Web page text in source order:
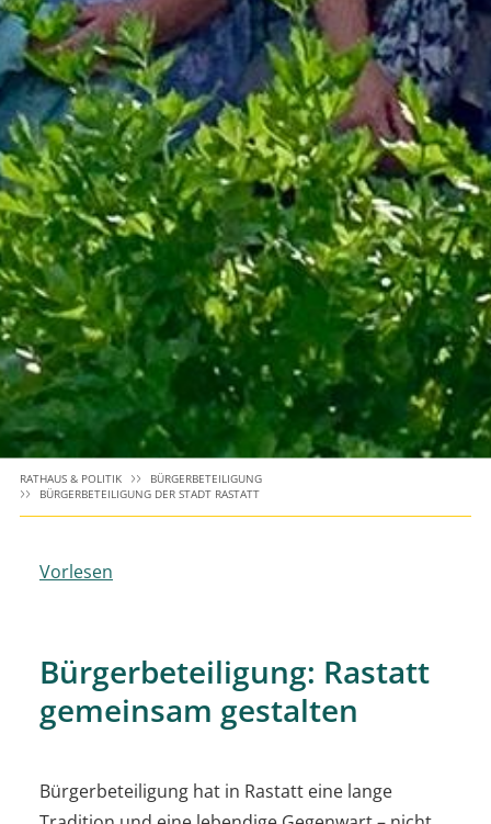
RATHAUS & POLITIK
BÜRGERBETEILIGUNG
BÜRGERBETEILIGUNG DER STADT RASTATT
Vorlesen
Bürgerbeteiligung: Rastatt
gemeinsam gestalten
Bürgerbeteiligung hat in Rastatt eine lange